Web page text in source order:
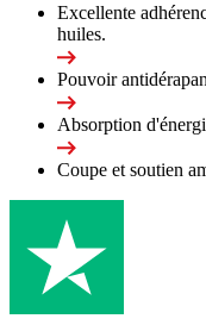
Excellente
huiles.
Pouvoir
Absorption
Coupe et soutien